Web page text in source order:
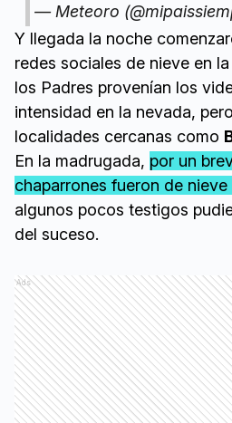
— Meteoro
Y llegada la noche
redes sociales de nieve en
los Padres provenían los
intensidad en la nevada,
localidades cercanas como
En la madrugada, por un
chaparrones fueron de
algunos pocos testigos
del suceso.
Ads